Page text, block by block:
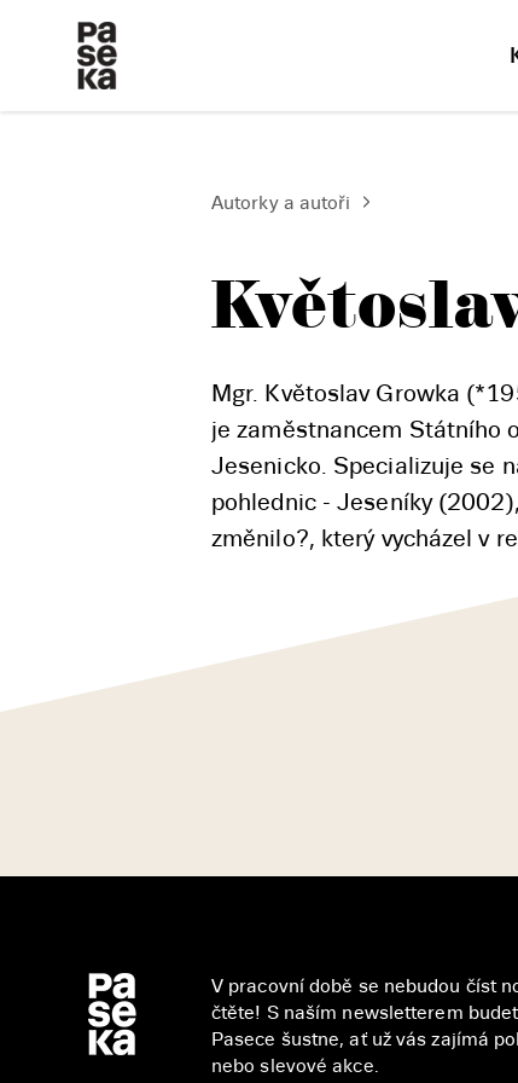
Autorky a autoři
Mgr. Květoslav Growka
je zaměstnancem Státního
Jesenicko. Specializuje se
pohlednic - Jeseníky
změnilo?, který vycházel v
V pracovní době se nebudou číst
čtěte! S naším newsletterem
Pasece šustne, ať už vás zajímá
nebo slevové akce.